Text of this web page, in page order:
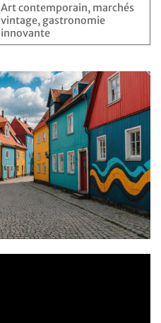
Art contemporain, marchés
vintage, gastronomie
innovante